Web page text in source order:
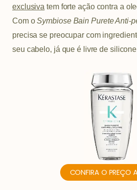
exclusiva tem forte ação contra a
Com oSymbiose Bain Purete Anti-
precisa se preocupar com
seu cabelo, já que é livre de
CONFIRA O PREÇO